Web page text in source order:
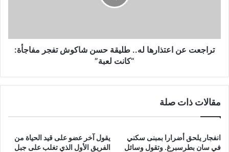
مفاجأة:
“كانت
تراجعت عن اعتذارها له.. طليقة حسن شاكوش تفجر مفاجأة:
“كانت لعبة”
مقالات ذات صلة
انفجار يلحق أضرارا بمبنى سكني
في سان بطرسبرغ. وتقول وسائل
يقول آخر عضو على قيد الحياة من
الفريق الأول الذي تغلب على جبل